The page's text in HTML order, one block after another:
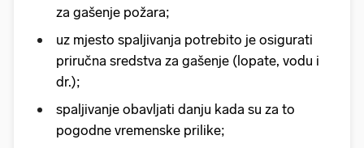
za gašenje požara;
uz mjesto spaljivanja potrebito je osigurati
priručna sredstva za gašenje (lopate, vodu i
dr.);
spaljivanje obavljati danju kada su za to
pogodne vremenske prilike;